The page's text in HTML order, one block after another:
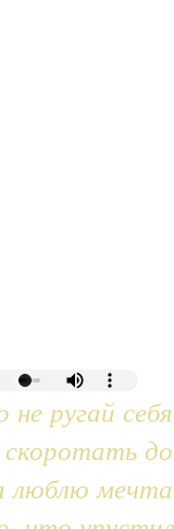
не ругай себя
люблю